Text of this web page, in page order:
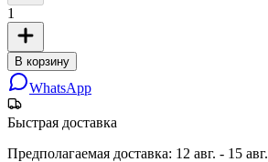
1
В корзину
WhatsApp
Быстрая доставка
Предполагаемая доставка: 12 авг. - 15 авг.